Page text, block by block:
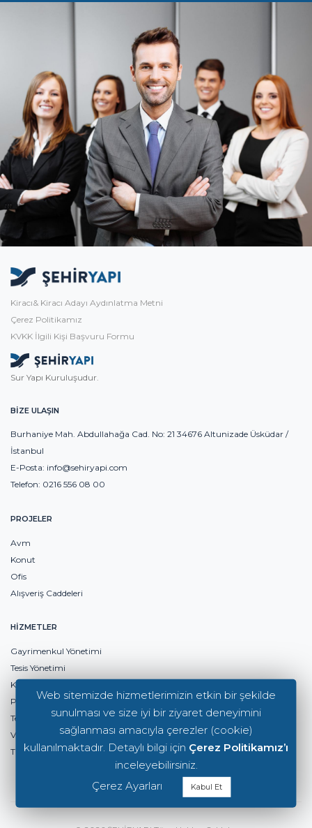
Kiracı& Kiracı Adayı Aydınlatma Metni
Çerez Politikamız
KVKK İlgili Kişi Başvuru Formu
Sur Yapı Kuruluşudur.
BİZE ULAŞIN
Burhaniye Mah. Abdullahağa Cad. No: 21 34676 Altunizade Üsküdar /
İstanbul
E-Posta: info@sehiryapi.com
Telefon: 0216 556 08 00
PROJELER
Avm
Konut
Ofis
Alışveriş Caddeleri
HİZMETLER
Gayrimenkul Yönetimi
Tesis Yönetimi
Kiralama Yönetimi
Pazarlama Yönetimi
Teknik Yönetim
Varlık & Emlak Yönetimi
Ticari Gayrimenkul Geliştirme
Web sitemizde hizmetlerimizin etkin bir şekilde
sunulması ve size iyi bir ziyaret deneyimini
sağlanması amacıyla çerezler (cookie)
kullanılmaktadır. Detaylı bilgi için Çerez Politikamız’ı
inceleyebilirsiniz.
Çerez Ayarları
Kabul Et